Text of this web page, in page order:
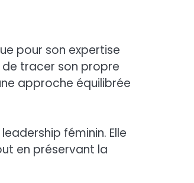
pour son expertise
de tracer son propre
approche équilibrée
féminin. Elle
en préservant la